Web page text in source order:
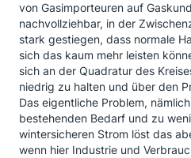
von Gasimporteuren auf
nachvollziehbar, in der
stark gestiegen, dass normale
sich das kaum mehr leisten
sich an der Quadratur des
niedrig zu halten und über den
Das eigentliche Problem,
bestehenden Bedarf und zu
wintersicheren Strom löst das
wenn hier Industrie und